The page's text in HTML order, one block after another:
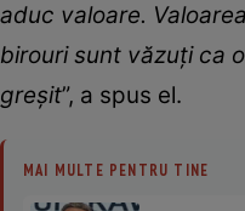
aduc valoare.
birouri sunt văzuți ca
greșit”, a spus el.
MAI MULTE PENTRU TINE